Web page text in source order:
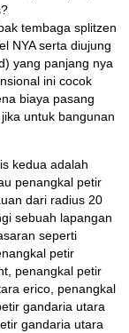
tembaga splitzen
NYA serta diujung
yang panjang nya
ini cocok
biaya pasang
untuk bangunan
kedua adalah
penangkal petir
dari radius 20
sebuah lapangan
seperti
petir
penangkal petir
erico, penangkal
gandaria utara
gandaria utara